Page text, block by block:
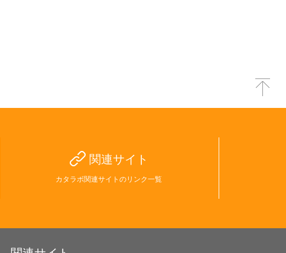
関連サイト
カタラボ関連サイトのリンク一覧